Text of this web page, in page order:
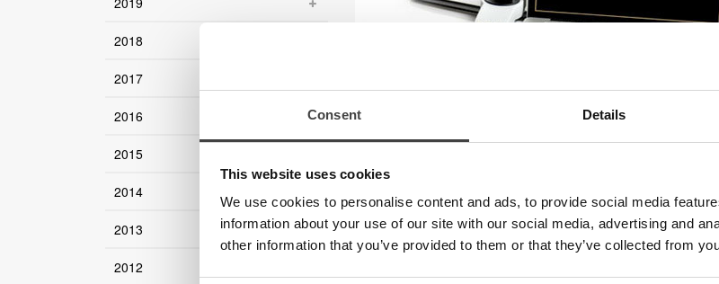
Consent Details
This website uses cookies
We use cookies to personalise content and ads, to provide social media
information about your use of our site with our social media, advertising and
other information that you’ve provided to them or that they’ve collected from
2018
2017
2016
2015
2014
2013
2012
Abgesehen vom MagniLink S können Sie bei uns am
z.B. das MagniLink Vision TTS, unser sprechendes
hochwertig und werden in Schweden produziert.
Besuchen Sie uns am Stand C2!